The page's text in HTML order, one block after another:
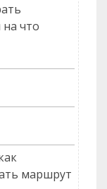
что
маршрут